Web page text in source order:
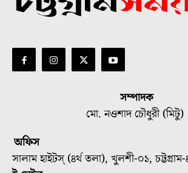
সম্পাদক
মো. নওশাদ চৌধুরী (মিটু)
অফিস
সালাম হাইটস্ (৪র্থ তলা), খুলশী-০১,